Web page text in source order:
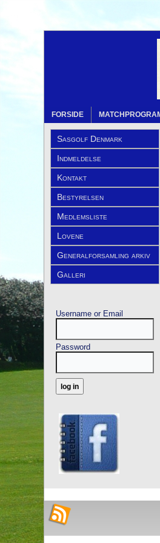
FORSIDE
Sasgolf Denmark
Indmeldelse
Kontakt
Bestyrelsen
Medlemsliste
Lovene
Generalforsamling arkiv
Galleri
Username or Email
Password